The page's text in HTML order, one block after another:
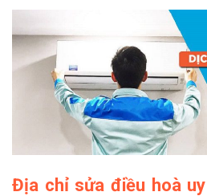
Địa chỉ sửa điều hoà